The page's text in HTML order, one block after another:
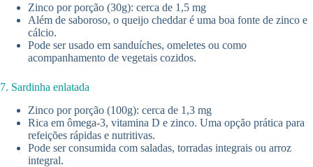
Zinco por porção (30g): cerca de 1,5 mg
Além de saboroso, o queijo cheddar é uma boa fonte de zinco e
cálcio.
Pode ser usado em sanduíches, omeletes ou como
acompanhamento de vegetais cozidos.
7. Sardinha enlatada
Zinco por porção (100g): cerca de 1,3 mg
Rica em ômega-3, vitamina D e zinco. Uma opção prática para
refeições rápidas e nutritivas.
Pode ser consumida com saladas, torradas integrais ou arroz
integral.